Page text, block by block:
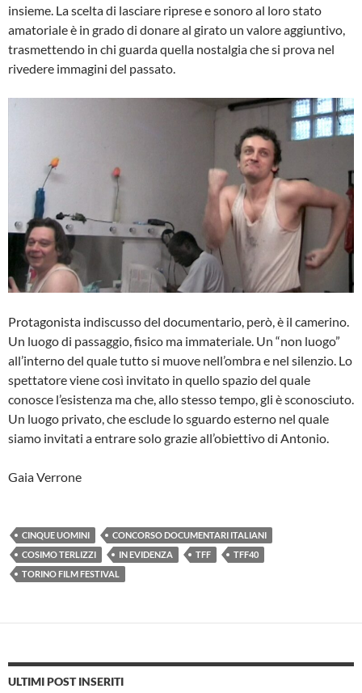
insieme. La scelta di lasciare riprese e sonoro al loro stato
amatoriale è in grado di donare al girato un valore aggiuntivo,
trasmettendo in chi guarda quella nostalgia che si prova nel
rivedere immagini del passato.
Protagonista indiscusso del documentario, però, è il camerino.
Un luogo di passaggio, fisico ma immateriale. Un “non luogo”
all’interno del quale tutto si muove nell’ombra e nel silenzio. Lo
spettatore viene così invitato in quello spazio del quale
conosce l’esistenza ma che, allo stesso tempo, gli è sconosciuto.
Un luogo privato, che esclude lo sguardo esterno nel quale
siamo invitati a entrare solo grazie all’obiettivo di Antonio.
Gaia Verrone
CINQUE UOMINI
CONCORSO DOCUMENTARI ITALIANI
COSIMO TERLIZZI
IN EVIDENZA TFF
TFF40
TORINO FILM FESTIVAL
ULTIMI POST INSERITI